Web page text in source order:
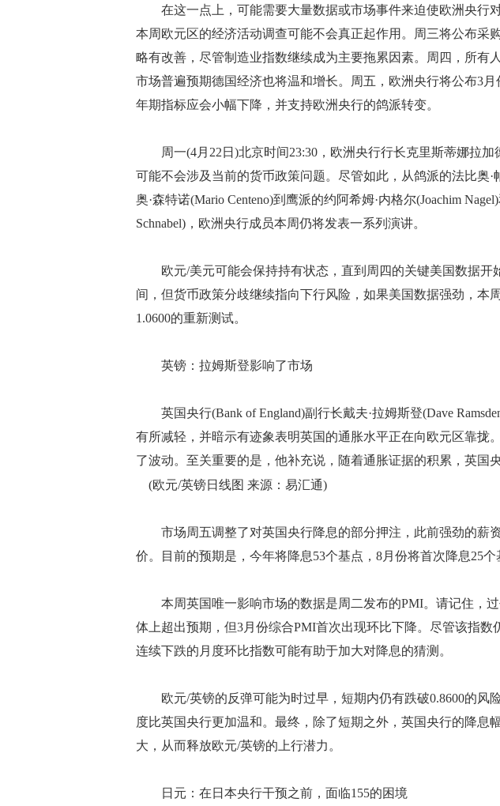
在这一点上，可能需要大量数据或市场事件来迫使欧洲央行
本周欧元区的经济活动调查可能不会真正起作用。周三将公布采
略有改善，尽管制造业指数继续成为主要拖累因素。周四，所有
市场普遍预期德国经济也将温和增长。周五，欧洲央行将公布3
年期指标应会小幅下降，并支持欧洲央行的鸽派转变。
周一(4月22日)北京时间23:30，欧洲央行行长克里斯蒂娜拉加
可能不会涉及当前的货币政策问题。尽管如此，从鸽派的法比奥·
奥·森特诺(Mario Centeno)到鹰派的约阿希姆·内格尔(Joachim
Schnabel)，欧洲央行成员本周仍将发表一系列演讲。
欧元/美元可能会保持持有状态，直到周四的关键美国数据开
间，但货币政策分歧继续指向下行风险，如果美国数据强劲，本
1.0600的重新测试。
英镑：拉姆斯登影响了市场
英国央行(Bank of England)副行长戴夫·拉姆斯登(Dave
有所减轻，并暗示有迹象表明英国的通胀水平正在向欧元区靠拢
了波动。至关重要的是，他补充说，随着通胀证据的积累，英国央
(欧元/英镑日线图 来源：易汇通)
市场周五调整了对英国央行降息的部分押注，此前强劲的薪
价。目前的预期是，今年将降息53个基点，8月份将首次降息25个
本周英国唯一影响市场的数据是周二发布的PMI。请记住，过
体上超出预期，但3月份综合PMI首次出现环比下降。尽管该指数
连续下跌的月度环比指数可能有助于加大对降息的猜测。
欧元/英镑的反弹可能为时过早，短期内仍有跌破0.8600的风
度比英国央行更加温和。最终，除了短期之外，英国央行的降息
大，从而释放欧元/英镑的上行潜力。
日元：在日本央行干预之前，面临155的困境